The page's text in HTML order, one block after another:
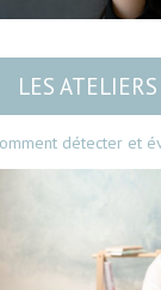
LES
détecter et